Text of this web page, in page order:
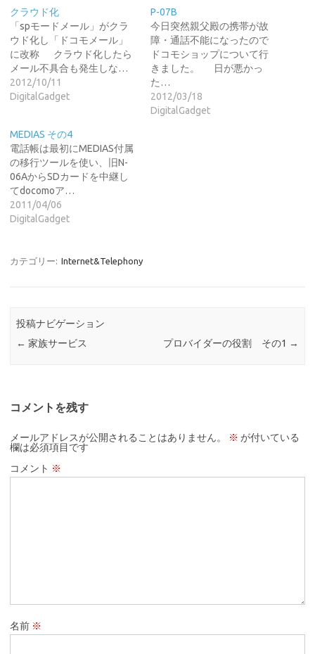
クラウド化
「spモードメール」がクラ
ウド化し「ドコモメール」
に改称 クラウド化したら
メール不具合も発生しな…
2012/10/11
DigitalGadget
P-07B
今日突然親父殿の携帯が故
障・通話不能になったので
ドコモショップについて行
きました。 日が悪かっ
た…
2012/03/18
DigitalGadget
MEDIAS その4
電話帳は最初にMEDIAS付属
の移行ツールを使い、旧N-
06AからSDカードを中継し
てdocomoア…
2011/04/06
DigitalGadget
カテゴリー: Internet&Telephony
投稿ナビゲーション
← 家族サービス プロバイダーの役割 その1 →
コメントを残す
メールアドレスが公開されることはありません。 ※ が付いている
欄は必須項目です
コメント ※
名前 ※